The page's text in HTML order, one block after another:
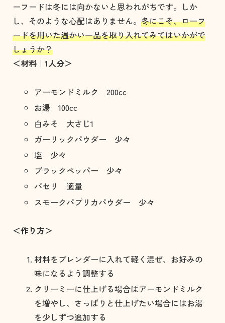
ーフードは冬には向かないと思われがちです。しか
し、そのような心配はありません。 冬にこそ、ローフ
ードを用いた温かい一品を取り入れてみてはいかがで
しょうか？
＜材料｜1人分＞
アーモンドミルク 200cc
お湯 100cc
白みそ 大さじ1
ガーリックパウダー 少々
塩 少々
ブラックペッパー 少々
パセリ 適量
スモークパプリカパウダー 少々
＜作り方＞
材料をブレンダーに入れて軽く混ぜ、お好みの
味になるよう調整する
クリーミーに仕上げる場合はアーモンドミルク
を増やし、さっぱりと仕上げたい場合にはお湯
を少しずつ追加する